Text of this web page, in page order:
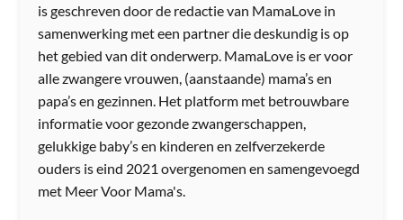
is geschreven door de redactie van MamaLove in
samenwerking met een partner die deskundig is op
het gebied van dit onderwerp. MamaLove is er voor
alle zwangere vrouwen, (aanstaande) mama’s en
papa’s en gezinnen. Het platform met betrouwbare
informatie voor gezonde zwangerschappen,
gelukkige baby’s en kinderen en zelfverzekerde
ouders is eind 2021 overgenomen en samengevoegd
met Meer Voor Mama's.